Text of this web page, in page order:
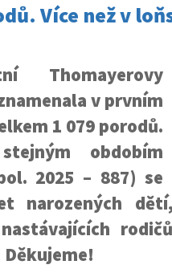
Více než v
Thomayerovy
v prvním
1 079 porodů.
obdobím
2025 – 887) se
narozených